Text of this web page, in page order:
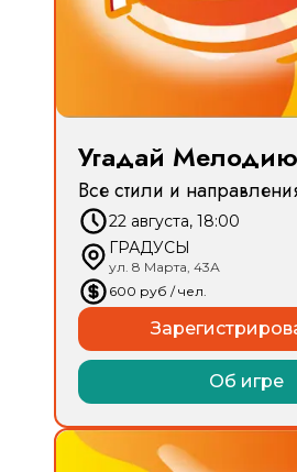
Угадай Мелодию
Все стили и
22 августа, 18:00
ГРАДУСЫ
ул. 8 Марта, 43А
600 руб / чел.
Об игре